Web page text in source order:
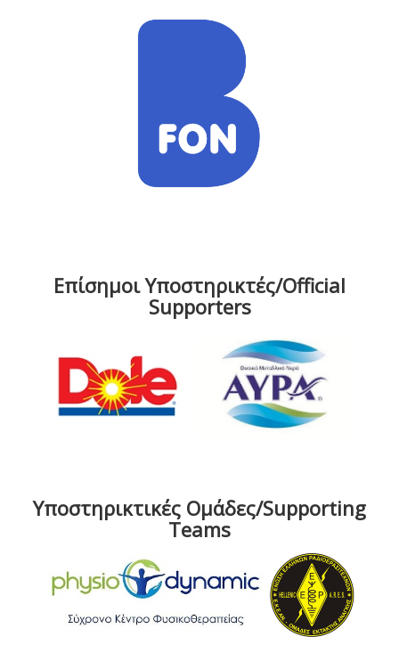
Επίσημοι Υποστηρικτές/Official
Supporters
Υποστηρικτικές Ομάδες/Supporting
Teams